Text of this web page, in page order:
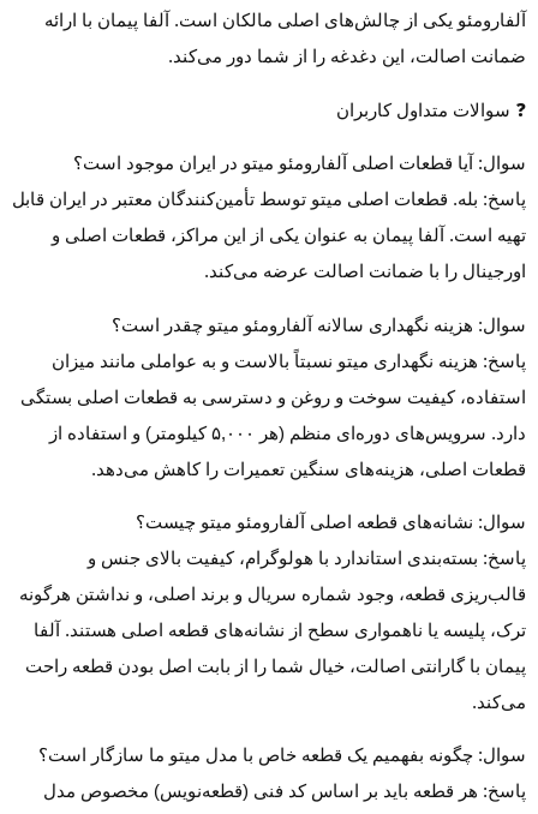
آلفارومئو یکی از چالش‌های اصلی مالکان است. آلفا پیمان با ارائه
ضمانت اصالت، این دغدغه را از شما دور می‌کند.
❓ سوالات متداول کاربران
سوال: آیا قطعات اصلی آلفارومئو میتو در ایران موجود است؟
پاسخ: بله. قطعات اصلی میتو توسط تأمین‌کنندگان معتبر در ایران قابل
تهیه است. آلفا پیمان به عنوان یکی از این مراکز، قطعات اصلی و
اورجینال را با ضمانت اصالت عرضه می‌کند.
سوال: هزینه نگهداری سالانه آلفارومئو میتو چقدر است؟
پاسخ: هزینه نگهداری میتو نسبتاً بالاست و به عواملی مانند میزان
استفاده، کیفیت سوخت و روغن و دسترسی به قطعات اصلی بستگی
دارد. سرویس‌های دوره‌ای منظم (هر ۵,۰۰۰ کیلومتر) و استفاده از
قطعات اصلی، هزینه‌های سنگین تعمیرات را کاهش می‌دهد.
سوال: نشانه‌های قطعه اصلی آلفارومئو میتو چیست؟
پاسخ: بسته‌بندی استاندارد با هولوگرام، کیفیت بالای جنس و
قالب‌ریزی قطعه، وجود شماره سریال و برند اصلی، و نداشتن هرگونه
ترک، پلیسه یا ناهمواری سطح از نشانه‌های قطعه اصلی هستند. آلفا
پیمان با گارانتی اصالت، خیال شما را از بابت اصل بودن قطعه راحت
می‌کند.
سوال: چگونه بفهمیم یک قطعه خاص با مدل میتو ما سازگار است؟
پاسخ: هر قطعه باید بر اساس کد فنی (قطعه‌نویس) مخصوص مدل